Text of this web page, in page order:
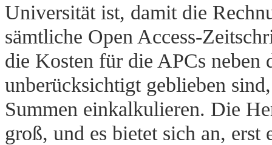
Universität ist, damit die
sämtliche Open Access-
die Kosten für die APCs neben
unberücksichtigt geblieben
Summen einkalkulieren. Die
groß, und es bietet sich an, erst